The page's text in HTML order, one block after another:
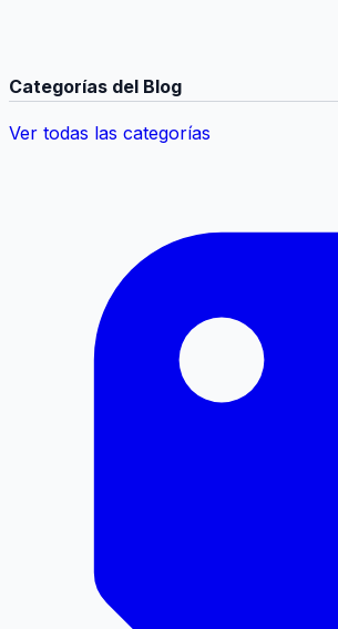
Categorías del Blog
Ver todas las categorías